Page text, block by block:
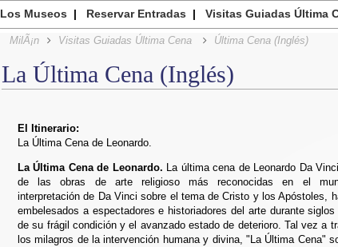
Los Museos Reservar Entradas Visitas Guiadas Última
MilÃ¡n Visitas Guiadas Última Cena Última Cena (Inglés)
La Última Cena (Inglés)
El Itinerario:
La Última Cena de Leonardo.
La Última Cena de Leonardo. La última cena de Leonardo Da
de las obras de arte religioso más reconocidas en el
interpretación de Da Vinci sobre el tema de Cristo y los Apóstoles,
embelesados a espectadores e historiadores del arte durante
de su frágil condición y el avanzado estado de deterioro. Tal vez a
los milagros de la intervención humana y divina, "La Última Cena"